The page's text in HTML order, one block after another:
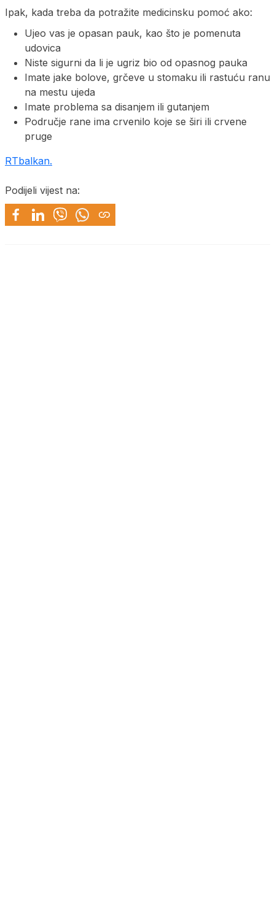
Ipak, kada treba da potražite medicinsku pomoć ako:
Ujeo vas je opasan pauk, kao što je pomenuta
udovica
Niste sigurni da li je ugriz bio od opasnog pauka
Imate jake bolove, grčeve u stomaku ili rastuću ranu
na mestu ujeda
Imate problema sa disanjem ili gutanjem
Područje rane ima crvenilo koje se širi ili crvene
pruge
RTbalkan.
Podijeli vijest na: